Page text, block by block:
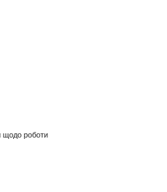
щодо роботи